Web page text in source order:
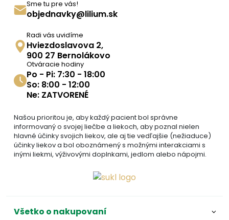
Sme tu pre vás!
objednavky@lilium.sk
Radi vás uvidíme
Hviezdoslavova 2,
900 27 Bernolákovo
Otváracie hodiny
Po - Pi: 7:30 - 18:00
So: 8:00 - 12:00
Ne: ZATVORENÉ
Našou prioritou je, aby každý pacient bol správne
informovaný o svojej liečbe a liekoch, aby poznal nielen
hlavné účinky svojich liekov, ale aj tie vedľajšie (nežiaduce)
účinky liekov a bol oboznámený s možnými interakciami s
inými liekmi, výživovými doplnkami, jedlom alebo nápojmi.
Všetko o nakupovaní